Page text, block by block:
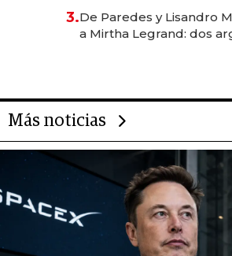
las marcas "fast
3.De Paredes y Lisandro
a Mirtha Legrand: dos
Más noticias